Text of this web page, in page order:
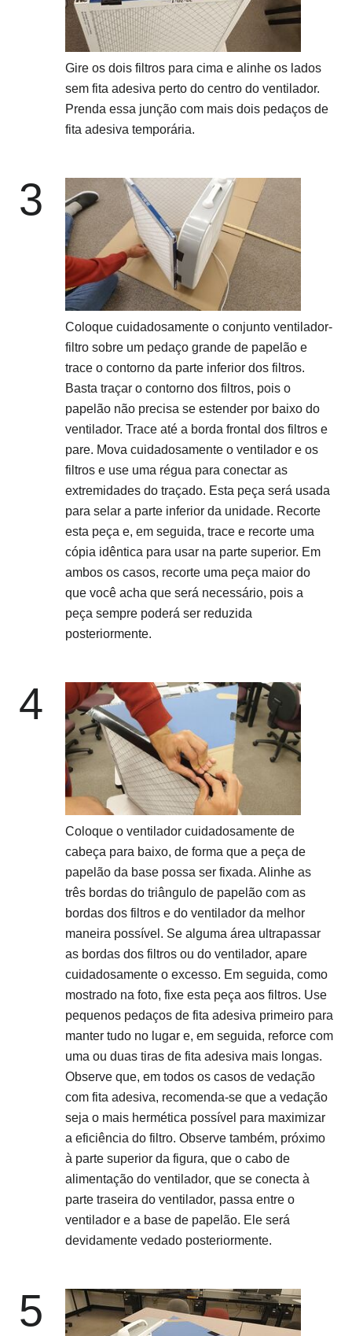
Gire os dois filtros para cima e alinhe os lados
sem fita adesiva perto do centro do ventilador.
Prenda essa junção com mais dois pedaços de
fita adesiva temporária.
3
Coloque cuidadosamente o conjunto ventilador-
filtro sobre um pedaço grande de papelão e
trace o contorno da parte inferior dos filtros.
Basta traçar o contorno dos filtros, pois o
papelão não precisa se estender por baixo do
ventilador. Trace até a borda frontal dos filtros e
pare. Mova cuidadosamente o ventilador e os
filtros e use uma régua para conectar as
extremidades do traçado. Esta peça será usada
para selar a parte inferior da unidade. Recorte
esta peça e, em seguida, trace e recorte uma
cópia idêntica para usar na parte superior. Em
ambos os casos, recorte uma peça maior do
que você acha que será necessário, pois a
peça sempre poderá ser reduzida
posteriormente.
4
Coloque o ventilador cuidadosamente de
cabeça para baixo, de forma que a peça de
papelão da base possa ser fixada. Alinhe as
três bordas do triângulo de papelão com as
bordas dos filtros e do ventilador da melhor
maneira possível. Se alguma área ultrapassar
as bordas dos filtros ou do ventilador, apare
cuidadosamente o excesso. Em seguida, como
mostrado na foto, fixe esta peça aos filtros. Use
pequenos pedaços de fita adesiva primeiro para
manter tudo no lugar e, em seguida, reforce com
uma ou duas tiras de fita adesiva mais longas.
Observe que, em todos os casos de vedação
com fita adesiva, recomenda-se que a vedação
seja o mais hermética possível para maximizar
a eficiência do filtro. Observe também, próximo
à parte superior da figura, que o cabo de
alimentação do ventilador, que se conecta à
parte traseira do ventilador, passa entre o
ventilador e a base de papelão. Ele será
devidamente vedado posteriormente.
5